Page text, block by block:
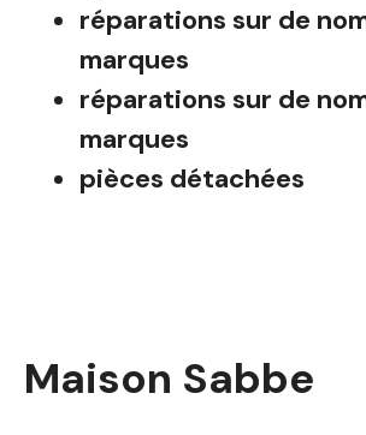
réparations sur de
marques
réparations sur de
marques
pièces détachées
Maison Sabbe